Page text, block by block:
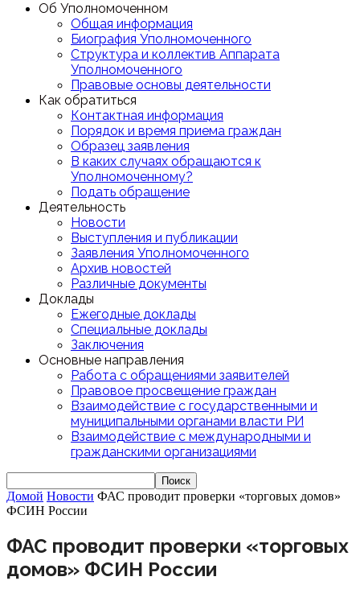
Об Уполномоченном
Общая информация
Биография Уполномоченного
Структура и коллектив Аппарата
Уполномоченного
Правовые основы деятельности
Как обратиться
Контактная информация
Порядок и время приема граждан
Образец заявления
В каких случаях обращаются к
Уполномоченному?
Подать обращение
Деятельность
Новости
Выступления и публикации
Заявления Уполномоченного
Архив новостей
Различные документы
Доклады
Ежегодные доклады
Специальные доклады
Заключения
Основные направления
Работа с обращениями заявителей
Правовое просвещение граждан
Взаимодействие с государственными и
муниципальными органами власти РИ
Взаимодействие с международными и
гражданскими организациями
Домой Новости ФАС проводит проверки «торговых домов»
ФСИН России
ФАС проводит проверки «торговых
домов» ФСИН России